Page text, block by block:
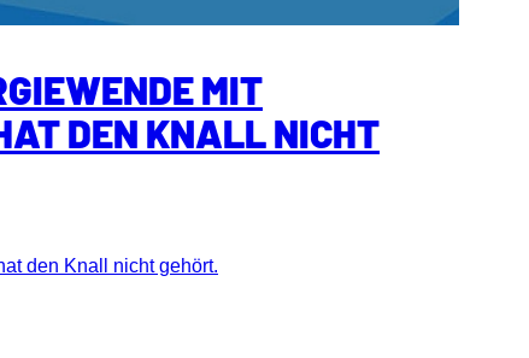
MIT
DEN KNALL NICHT
den Knall nicht gehört.